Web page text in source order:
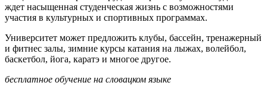
ждет насыщенная студенческая жизнь с возможностями
участия в культурных и спортивных программах.
Университет может предложить клубы, бассейн, тренажерный
и фитнес залы, зимние курсы катания на лыжах, волейбол,
баскетбол, йога, каратэ и многое другое.
бесплатное обучение на словацком языке